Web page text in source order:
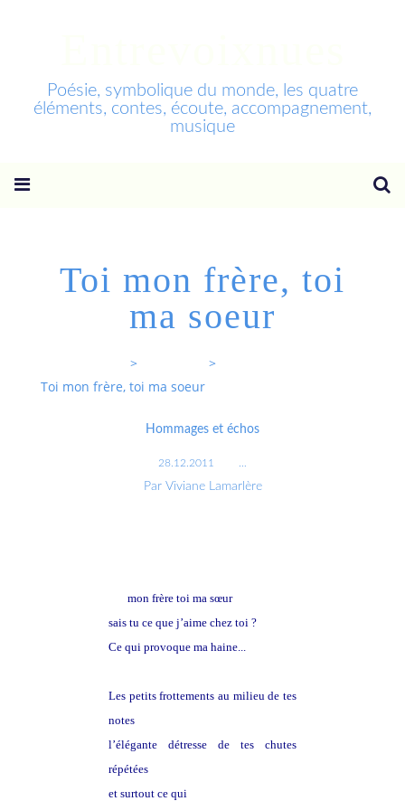
Poésie, symbolique du monde, les quatre
éléments, contes, écoute, accompagnement,
musique
Toi mon frère, toi
ma soeur
>
>
Toi mon frère, toi ma soeur
Hommages et échos
28.12.2011
Par Viviane Lamarlère
mon frère toi ma sœur
sais tu ce que j’aime chez toi ?
Ce qui provoque ma haine...
Les petits frottements au milieu de tes
notes
l’élégante détresse de tes chutes
répétées
et surtout ce qui